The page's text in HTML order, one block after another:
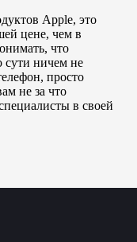
Apple, это
цене, чем в
что
сути ничем не
просто
не за что
в своей